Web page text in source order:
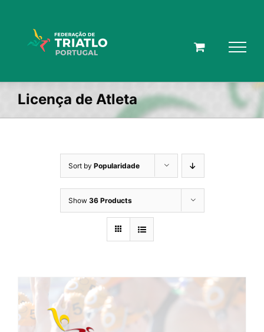
Licença de Atleta
Sort by Popularidade
Show 36 Products